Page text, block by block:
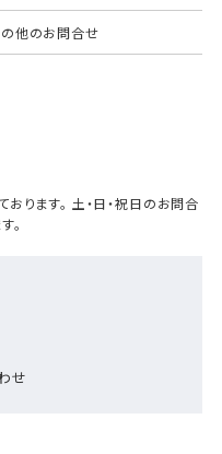
他のお問合せ
せ
ります。 土・日・祝日のお問合
。